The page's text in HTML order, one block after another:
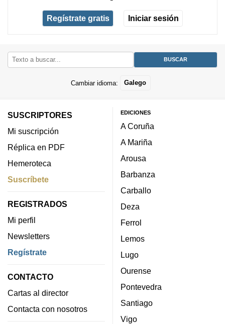
Regístrate gratis Iniciar sesión
Cambiar idioma: Galego
SUSCRIPTORES
Mi suscripción
Réplica en PDF
Hemeroteca
Suscríbete
REGISTRADOS
Mi perfil
Newsletters
Regístrate
CONTACTO
Cartas al director
Contacta con nosotros
EDICIONES
A Coruña
A Mariña
Arousa
Barbanza
Carballo
Deza
Ferrol
Lemos
Lugo
Ourense
Pontevedra
Santiago
Vigo